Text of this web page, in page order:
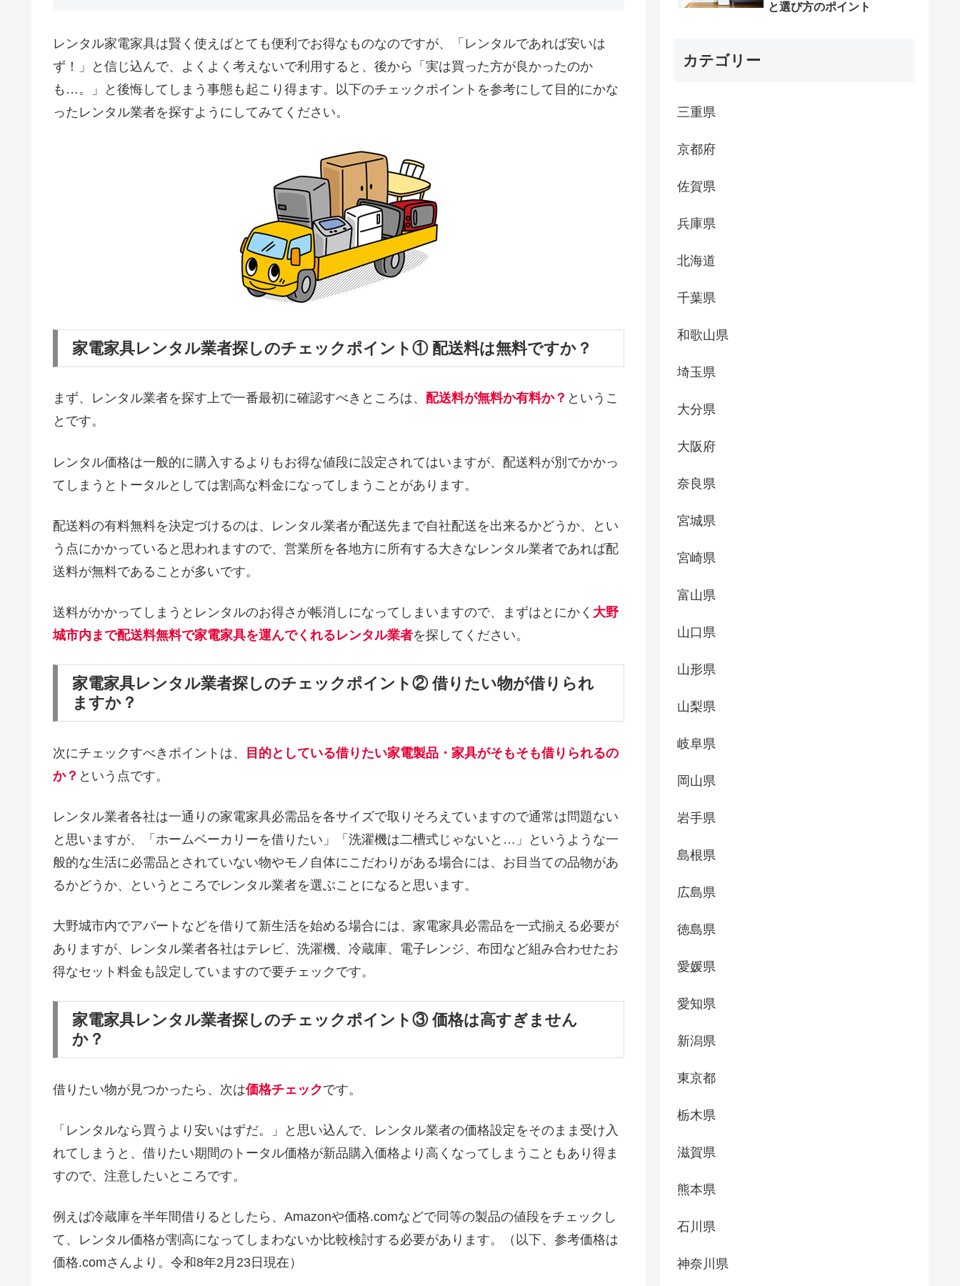
レンタル家電家具は賢く使えばとても便利でお得なものなのですが、「レンタルであれば安いは
ず！」と信じ込んで、よくよく考えないで利用すると、後から「実は買った方が良かったのか
も…。」と後悔してしまう事態も起こり得ます。以下のチェックポイントを参考にして目的にかな
ったレンタル業者を探すようにしてみてください。
家電家具レンタル業者探しのチェックポイント① 配送料は無料ですか？
まず、レンタル業者を探す上で一番最初に確認すべきところは、 配送料が無料か有料か？ というこ
とです。
レンタル価格は一般的に購入するよりもお得な値段に設定されてはいますが、配送料が別でかかっ
てしまうとトータルとしては割高な料金になってしまうことがあります。
配送料の有料無料を決定づけるのは、レンタル業者が配送先まで自社配送を出来るかどうか、とい
う点にかかっていると思われますので、営業所を各地方に所有する大きなレンタル業者であれば配
送料が無料であることが多いです。
送料がかかってしまうとレンタルのお得さが帳消しになってしまいますので、まずはとにかく 大野
城市内まで配送料無料で家電家具を運んでくれるレンタル業者を探してください。
家電家具レンタル業者探しのチェックポイント② 借りたい物が借りられ
ますか？
次にチェックすべきポイントは、
目的としている借りたい家電製品・家具がそもそも借りられるの
か？ という点です。
レンタル業者各社は一通りの家電家具必需品を各サイズで取りそろえていますので通常は問題ない
と思いますが、「ホームベーカリーを借りたい」「洗濯機は二槽式じゃないと…」というような一
般的な生活に必需品とされていない物やモノ自体にこだわりがある場合には、お目当ての品物があ
るかどうか、というところでレンタル業者を選ぶことになると思います。
大野城市内でアパートなどを借りて新生活を始める場合には、家電家具必需品を一式揃える必要が
ありますが、レンタル業者各社はテレビ、洗濯機、冷蔵庫、電子レンジ、布団など組み合わせたお
得なセット料金も設定していますので要チェックです。
家電家具レンタル業者探しのチェックポイント③ 価格は高すぎません
か？
借りたい物が見つかったら、次は価格チェックです。
「レンタルなら買うより安いはずだ。」と思い込んで、レンタル業者の価格設定をそのまま受け入
れてしまうと、借りたい期間のトータル価格が新品購入価格より高くなってしまうこともあり得ま
すので、注意したいところです。
例えば冷蔵庫を半年間借りるとしたら、Amazonや価格.comなどで同等の製品の値段をチェックし
て、レンタル価格が割高になってしまわないか比較検討する必要があります。（以下、参考価格は
価格.comさんより。令和8年2月23日現在）
と選び方のポイント
カテゴリー
三重県
京都府
佐賀県
兵庫県
北海道
千葉県
和歌山県
埼玉県
大分県
大阪府
奈良県
宮城県
宮崎県
富山県
山口県
山形県
山梨県
岐阜県
岡山県
岩手県
島根県
広島県
徳島県
愛媛県
愛知県
新潟県
東京都
栃木県
滋賀県
熊本県
石川県
神奈川県